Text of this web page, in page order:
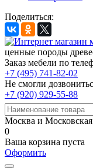
Поделиться:
ценные породы
Заказ мебели по
+7 (495) 741-82-02
Не смогли
+7 (920) 929-55-88
Москва и Московская
0
Ваша корзина пуста
Оформить